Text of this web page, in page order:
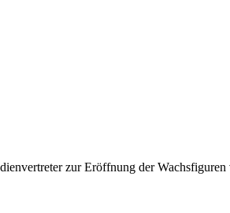
zur Eröffnung der